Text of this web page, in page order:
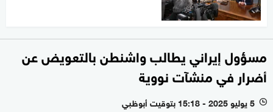
مسؤول إيراني يطالب واشنطن بالتعويض عن
أضرار في منشآت نووية
l 5 يوليو 2025 - 15:18 بتوقيت أبوظبي